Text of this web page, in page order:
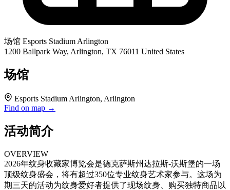
场馆 Esports Stadium Arlington
1200 Ballpark Way, Arlington, TX 76011 United States
场馆
Esports Stadium Arlington, Arlington
Find on map →
活动简介
OVERVIEW
2026年纹身收藏家博览会是德克萨斯州达拉斯-沃斯堡的一场
顶级纹身盛会，将有超过350位专业纹身艺术家参与。这场为
期三天的活动为纹身爱好者提供了现场纹身、购买独特商品以